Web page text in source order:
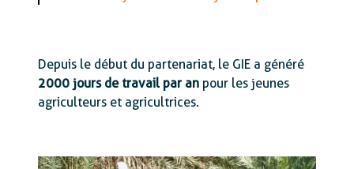
Depuis le début du partenariat, le GIE a généré
2000 jours de travail par an pour les jeunes
agriculteurs et agricultrices.